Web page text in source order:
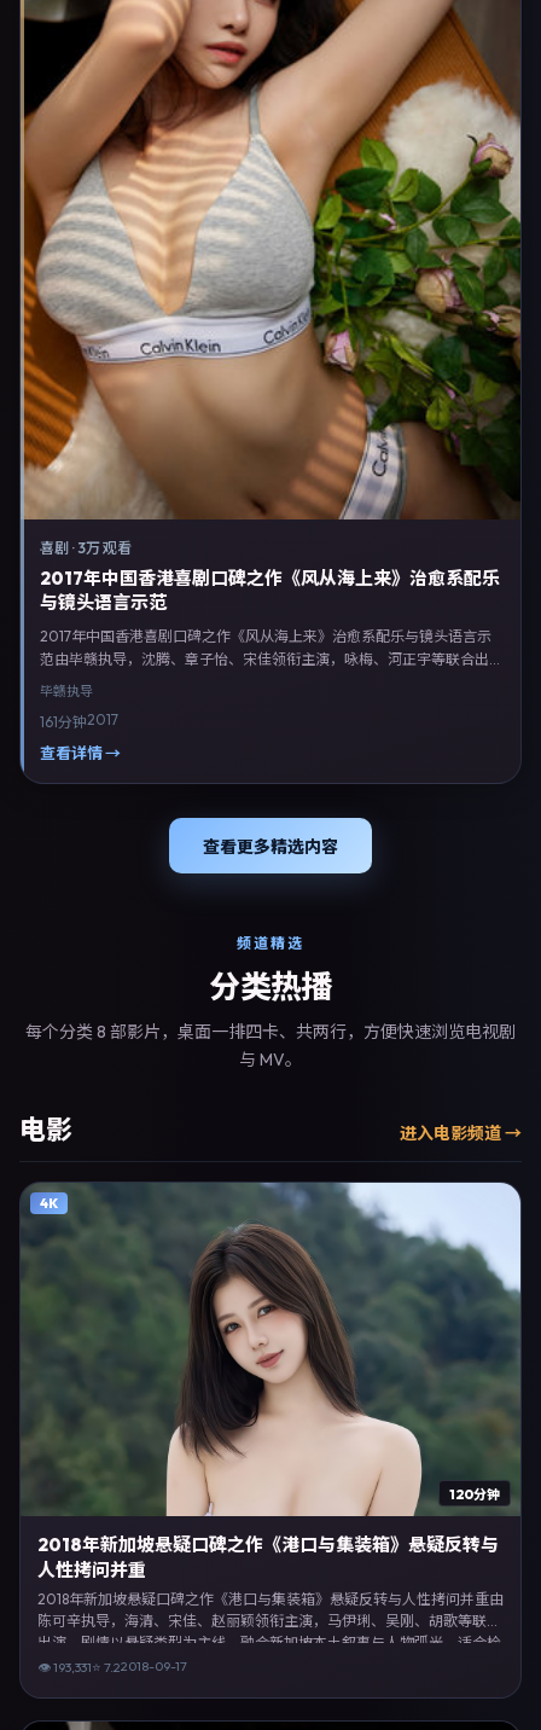
喜剧 ·3万 观看
2017年中国香港喜剧口碑之作《风从海上来》治愈系配乐
与镜头语言示范
2017年中国香港喜剧口碑之作《风从海上来》治愈系配乐与镜头语言示
范由毕赣执导，沈腾、章子怡、宋佳领衔主演，咏梅、河正宇等联合出
演。剧情以喜剧类型为主线，融合中国香港本土叙事与人物弧光，适合检
国香港主流院线上映，随后登陆流媒体与电视端。影片在节奏、摄影与配
乐上强调沉浸体验，可作为片单推荐、影评长文与专题策划的引用素材。
毕赣执导
161分钟2017
查看详情 →
查看更多精选内容
频道精选
分类热播
每个分类 8 部影片，桌面一排四卡、共两行，方便快速浏览电视剧
与 MV。
电影 进入电影频道 →
4K
120分钟
2018年新加坡悬疑口碑之作《港口与集装箱》悬疑反转与
人性拷问并重
2018年新加坡悬疑口碑之作《港口与集装箱》悬疑反转与人性拷问并重由
陈可辛执导，海清、宋佳、赵丽颖领衔主演，马伊琍、吴刚、胡歌等联合
出演。剧情以悬疑类型为主线，融合新加坡本土叙事与人物弧光，适合检
索「悬疑电影 新加坡 陈可辛 海清」等关键词的观众。2018年9月17日于
👁193,331⭐ 7.22018-09-17